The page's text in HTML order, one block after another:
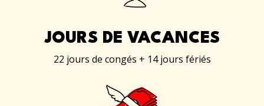
JOURS DE VACANCES
22 jours de congés + 14 jours fériés